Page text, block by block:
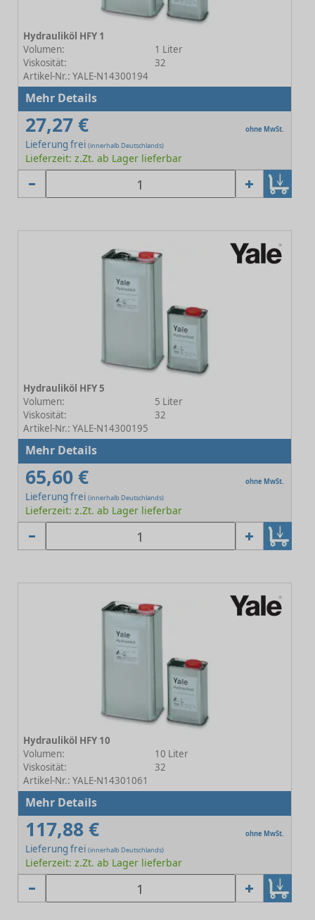
Hydrauliköl HFY 1
Volumen:
1 Liter
Viskosität:
32
Artikel-Nr.: YALE-N14300194
Mehr Details
27,27 € ohne MwSt.
Lieferung frei (innerhalb Deutschlands)
Lieferzeit: z.Zt. ab Lager lieferbar
Hydrauliköl HFY 5
Volumen:
5 Liter
Viskosität:
32
Artikel-Nr.: YALE-N14300195
Mehr Details
65,60 € ohne MwSt.
Lieferung frei (innerhalb Deutschlands)
Lieferzeit: z.Zt. ab Lager lieferbar
Hydrauliköl HFY 10
Volumen:
10 Liter
Viskosität:
32
Artikel-Nr.: YALE-N14301061
Mehr Details
117,88 € ohne MwSt.
Lieferung frei (innerhalb Deutschlands)
Lieferzeit: z.Zt. ab Lager lieferbar